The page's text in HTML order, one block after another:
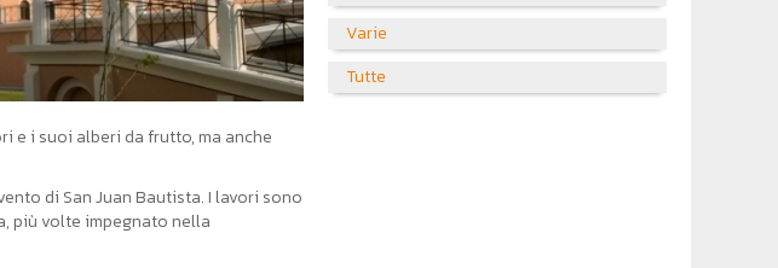
e i suoi alberi da frutto, ma anche
di San Juan Bautista. I lavori sono
più volte impegnato nella
Varie
Tutte